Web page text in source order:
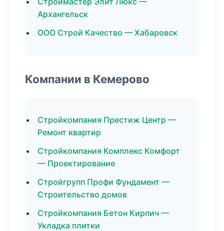
Архангельск
ООО Строй Качество — Хабаровск
Компании в Кемерово
Стройкомпания Престиж Центр —
Ремонт квартир
Стройкомпания Комплекс Комфорт
— Проектирование
Стройгрупп Профи Фундамент —
Строительство домов
Стройкомпания Бетон Кирпич —
Укладка плитки